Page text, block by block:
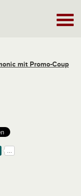
mit Promo-Coup